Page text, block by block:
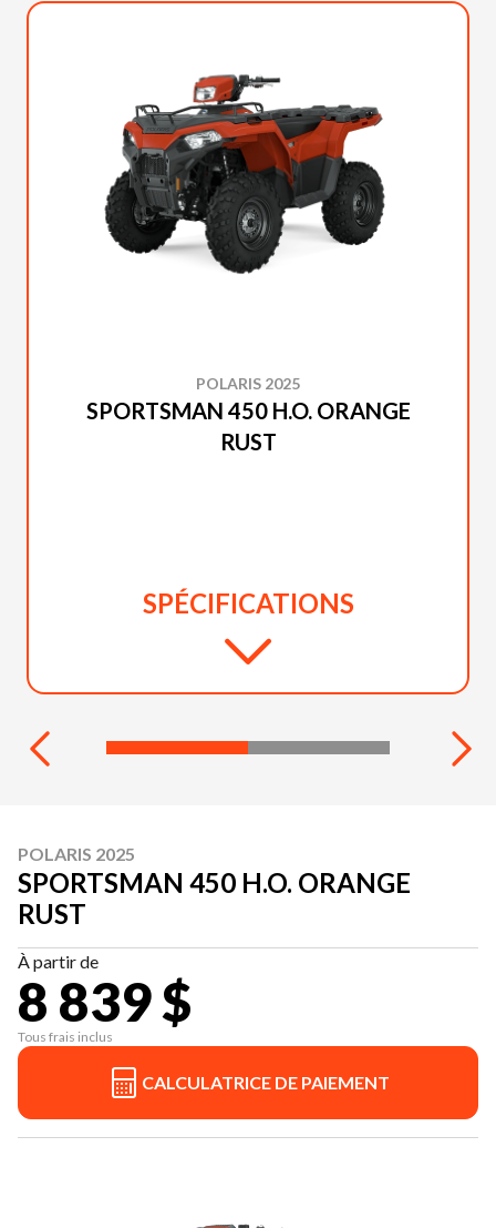
POLARIS 2025
SPORTSMAN 450 H.O. ORANGE
RUST
SPÉCIFICATIONS
POLARIS 2025
SPORTSMAN 450 H.O. ORANGE
RUST
À partir de
8 839 $
Tous frais inclus
CALCULATRICE DE PAIEMENT